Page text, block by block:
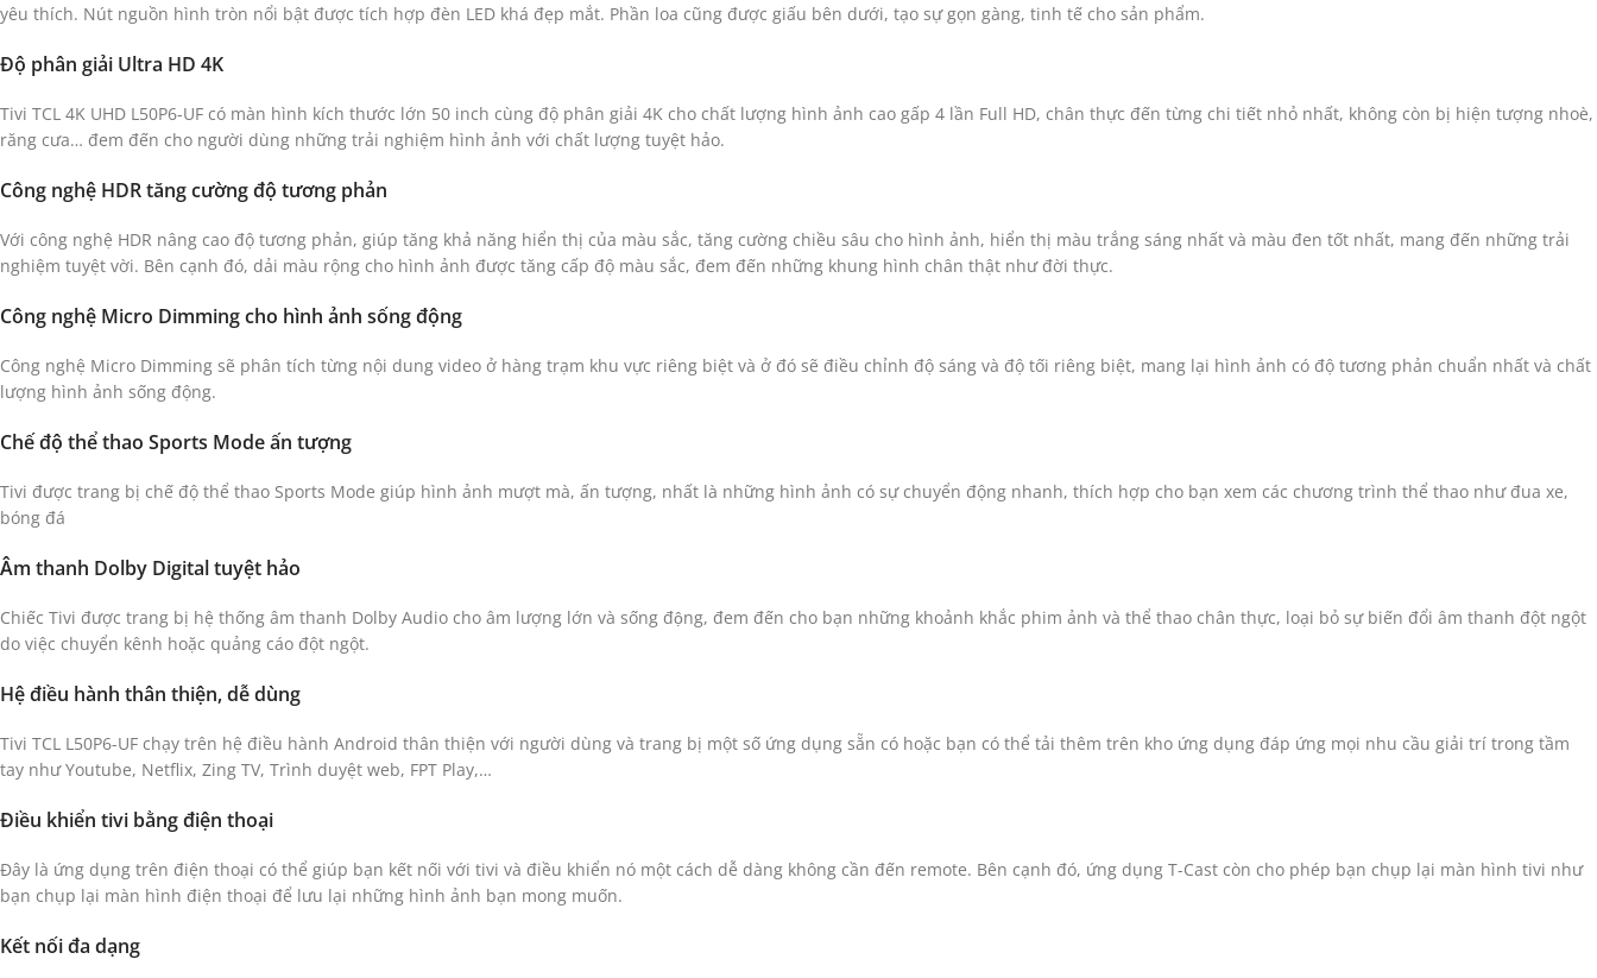
yêu thích. Nút nguồn hình tròn nổi bật được tích hợp đèn LED khá đẹp mắt. Phần loa cũng được giấu bên dưới, tạo sự gọn gàng, tinh tế cho sản phẩm.
Độ phân giải Ultra HD 4K
Tivi TCL 4K UHD L50P6-UF có màn hình kích thước lớn 50 inch cùng độ phân giải 4K cho chất lượng hình ảnh cao gấp 4 lần Full HD, chân thực đến từng chi tiết nhỏ nhất, không còn bị hiện tượng nhoè,
răng cưa… đem đến cho người dùng những trải nghiệm hình ảnh với chất lượng tuyệt hảo.
Công nghệ HDR tăng cường độ tương phản
Với công nghệ HDR nâng cao độ tương phản, giúp tăng khả năng hiển thị của màu sắc, tăng cường chiều sâu cho hình ảnh, hiển thị màu trắng sáng nhất và màu đen tốt nhất, mang đến những trải
nghiệm tuyệt vời. Bên cạnh đó, dải màu rộng cho hình ảnh được tăng cấp độ màu sắc, đem đến những khung hình chân thật như đời thực.
Công nghệ Micro Dimming cho hình ảnh sống động
Công nghệ Micro Dimming sẽ phân tích từng nội dung video ở hàng trạm khu vực riêng biệt và ở đó sẽ điều chỉnh độ sáng và độ tối riêng biệt, mang lại hình ảnh có độ tương phản chuẩn nhất và chất
lượng hình ảnh sống động.
Chế độ thể thao Sports Mode ấn tượng
Tivi được trang bị chế độ thể thao Sports Mode giúp hình ảnh mượt mà, ấn tượng, nhất là những hình ảnh có sự chuyển động nhanh, thích hợp cho bạn xem các chương trình thể thao như đua xe,
bóng đá
Âm thanh Dolby Digital tuyệt hảo
Chiếc Tivi được trang bị hệ thống âm thanh Dolby Audio cho âm lượng lớn và sống động, đem đến cho bạn những khoảnh khắc phim ảnh và thể thao chân thực, loại bỏ sự biến đổi âm thanh đột ngột
do việc chuyển kênh hoặc quảng cáo đột ngột.
Hệ điều hành thân thiện, dễ dùng
Tivi TCL L50P6-UF chạy trên hệ điều hành Android thân thiện với người dùng và trang bị một số ứng dụng sẵn có hoặc bạn có thể tải thêm trên kho ứng dụng đáp ứng mọi nhu cầu giải trí trong tầm
tay như Youtube, Netflix, Zing TV, Trình duyệt web, FPT Play,…
Điều khiển tivi bằng điện thoại
Đây là ứng dụng trên điện thoại có thể giúp bạn kết nối với tivi và điều khiển nó một cách dễ dàng không cần đến remote. Bên cạnh đó, ứng dụng T-Cast còn cho phép bạn chụp lại màn hình tivi như
bạn chụp lại màn hình điện thoại để lưu lại những hình ảnh bạn mong muốn.
Kết nối đa dạng